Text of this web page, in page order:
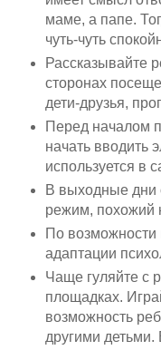
маме, а папе.
чуть-чуть
Рассказывайте
сторонах
дети-друзья,
Перед началом
начать вводить
используется в
В выходные дни
режим, похожий
По возможности
адаптации
Чаще гуляйте с
площадках.
возможность
другими